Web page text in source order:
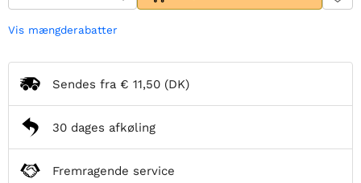
Vis mængderabatter
Sendes fra € 11,50 (DK)
30 dages afkøling
Fremragende service